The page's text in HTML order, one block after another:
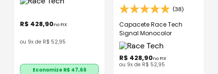
R$ 428,90no PIX
ou 9x de R$ 52,95
Economize R$ 47,66
(38)
Capacete Race Tech
Signal Monocolor
R$ 428,90no PIX
ou 9x de R$ 52,95